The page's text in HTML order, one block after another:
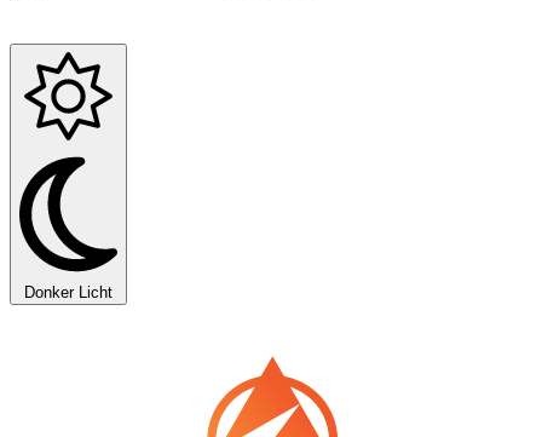
Donker Licht